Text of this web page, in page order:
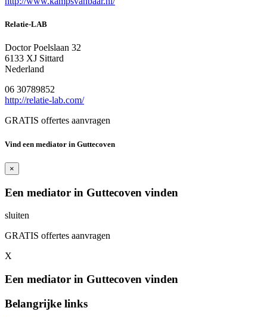
Relatie-LAB
Doctor Poelslaan 32
6133 XJ Sittard
Nederland
06 30789852
http://relatie-lab.com/
GRATIS offertes aanvragen
Vind een mediator in Guttecoven
×
Een mediator in Guttecoven vinden
sluiten
GRATIS offertes aanvragen
X
Een mediator in Guttecoven vinden
Belangrijke links